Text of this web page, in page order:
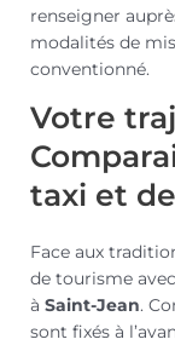
renseigner
modalités de
conventionné.
Votre
taxi et
Face aux
de tourisme
à Saint-Jean.
sont fixés à